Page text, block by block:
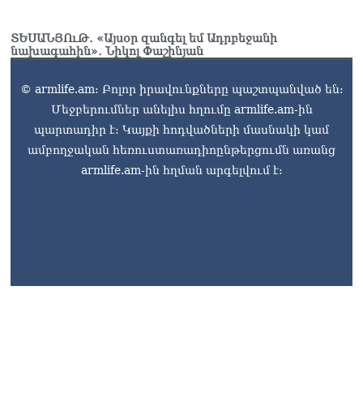
ՏԵՍԱՆՅՈւԹ․ «Այսօր զանգել եմ Ադրբեջանի
նախագահին»․ Նիկոլ Փաշինյան
© armlife.am: Բոլոր իրավունքները պաշտպանված են:
Մեջբերումներ անելիս հղումը armlife.am-ին
պարտադիր է: Կայքի հոդվածների մասնակի կամ
ամբողջական հեռուստառադիոընթերցումն առանց
armlife.am-ին հղման արգելվում է: